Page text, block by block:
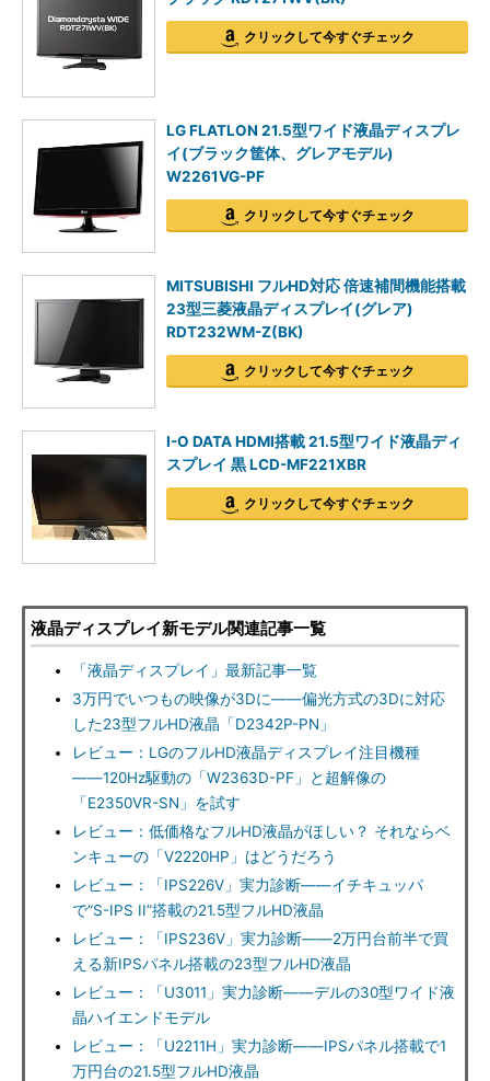
クリックして今すぐチェック
LG FLATLON 21.5型ワイド液晶ディスプレ
イ(ブラック筐体、グレアモデル)
W2261VG-PF
クリックして今すぐチェック
MITSUBISHI フルHD対応 倍速補間機能搭載
23型三菱液晶ディスプレイ(グレア)
RDT232WM-Z(BK)
クリックして今すぐチェック
I-O DATA HDMI搭載 21.5型ワイド液晶ディ
スプレイ 黒 LCD-MF221XBR
クリックして今すぐチェック
液晶ディスプレイ新モデル関連記事一覧
「液晶ディスプレイ」最新記事一覧
3万円でいつもの映像が3Dに――偏光方式の3Dに対応
した23型フルHD液晶「D2342P-PN」
レビュー：LGのフルHD液晶ディスプレイ注目機種
――120Hz駆動の「W2363D-PF」と超解像の
「E2350VR-SN」を試す
レビュー：低価格なフルHD液晶がほしい？ それならベ
ンキューの「V2220HP」はどうだろう
レビュー：「IPS226V」実力診断――イチキュッパ
で“S-IPS II”搭載の21.5型フルHD液晶
レビュー：「IPS236V」実力診断――2万円台前半で買
える新IPSパネル搭載の23型フルHD液晶
レビュー：「U3011」実力診断――デルの30型ワイド液
晶ハイエンドモデル
レビュー：「U2211H」実力診断――IPSパネル搭載で1
万円台の21.5型フルHD液晶